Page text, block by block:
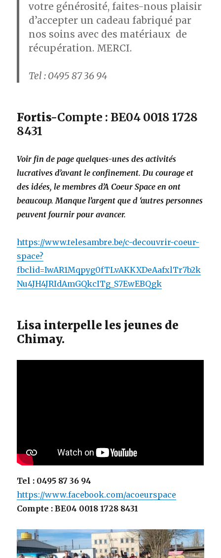
votre générosité, faites-nous plaisir
d’accepter un cadeau fabriqué par
nos soins avec des matériaux de
récupération. MERCI.
Tel : 0495 87 36 94
Fortis-Compte : BE04 0018 1728
8431
Voir fin de page quelques-unes des activités
lucratives d’avant le confinement. Du courage et
des idées, le membres d’A Coeur Space en ont
beaucoup. Manque l’argent que d ‘autres personnes
peuvent fournir pour avancer.
https://www.telesambre.be/c-decouvrir-coeur-
space?
fbclid=IwAR1Mqpyg0fTLvAKKXDeAafxlTr7b2k
Nu4JH4JRIdAmGQkcITg_S7EwEBQgk
Lisa interpelle les jeunes de
Chimay.
Tel : 0495 87 36 94
https://www.facebook.com/acoeurspace
Compte : BE04 0018 1728 8431